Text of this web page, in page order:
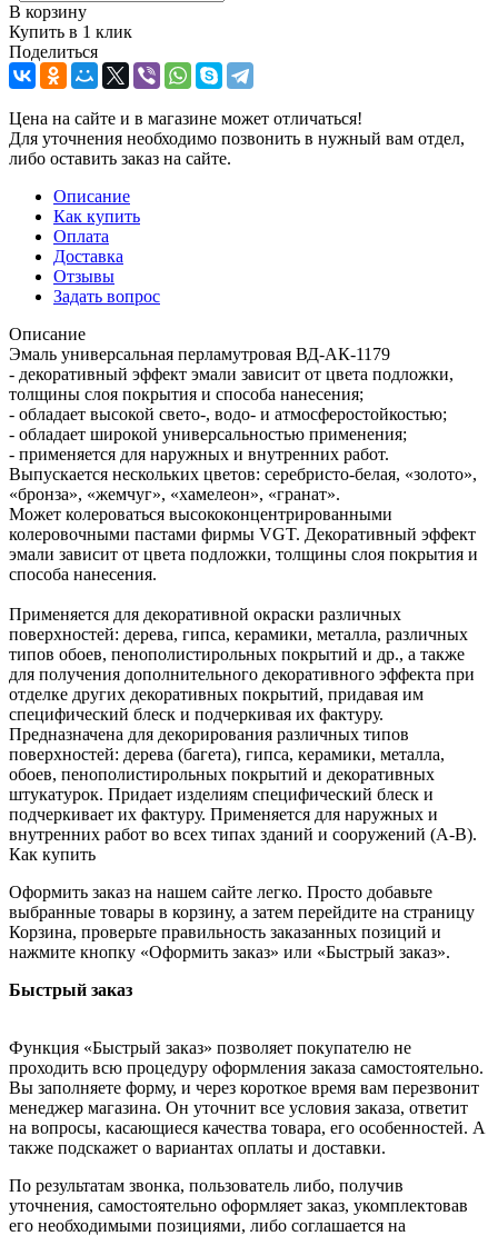
В корзину
Купить в 1 клик
Поделиться
Цена на сайте и в магазине может отличаться!
Для уточнения необходимо позвонить в нужный вам отдел,
либо оставить заказ на сайте.
Описание
Как купить
Оплата
Доставка
Отзывы
Задать вопрос
Описание
Эмаль универсальная перламутровая ВД-АК-1179
- декоративный эффект эмали зависит от цвета подложки,
толщины слоя покрытия и способа нанесения;
- обладает высокой свето-, водо- и атмосферостойкостью;
- обладает широкой универсальностью применения;
- применяется для наружных и внутренних работ.
Выпускается нескольких цветов: серебристо-белая, «золото»,
«бронза», «жемчуг», «хамелеон», «гранат».
Может колероваться высококонцентрированными
колеровочными пастами фирмы VGT. Декоративный эффект
эмали зависит от цвета подложки, толщины слоя покрытия и
способа нанесения.
Применяется для декоративной окраски различных
поверхностей: дерева, гипса, керамики, металла, различных
типов обоев, пенополистирольных покрытий и др., а также
для получения дополнительного декоративного эффекта при
отделке других декоративных покрытий, придавая им
специфический блеск и подчеркивая их фактуру.
Предназначена для декорирования различных типов
поверхностей: дерева (багета), гипса, керамики, металла,
обоев, пенополистирольных покрытий и декоративных
штукатурок. Придает изделиям специфический блеск и
подчеркивает их фактуру. Применяется для наружных и
внутренних работ во всех типах зданий и сооружений (А-В).
Как купить
Оформить заказ на нашем сайте легко. Просто добавьте
выбранные товары в корзину, а затем перейдите на страницу
Корзина, проверьте правильность заказанных позиций и
нажмите кнопку «Оформить заказ» или «Быстрый заказ».
Быстрый заказ
Функция «Быстрый заказ» позволяет покупателю не
проходить всю процедуру оформления заказа самостоятельно.
Вы заполняете форму, и через короткое время вам перезвонит
менеджер магазина. Он уточнит все условия заказа, ответит
на вопросы, касающиеся качества товара, его особенностей. А
также подскажет о вариантах оплаты и доставки.
По результатам звонка, пользователь либо, получив
уточнения, самостоятельно оформляет заказ, укомплектовав
его необходимыми позициями, либо соглашается на